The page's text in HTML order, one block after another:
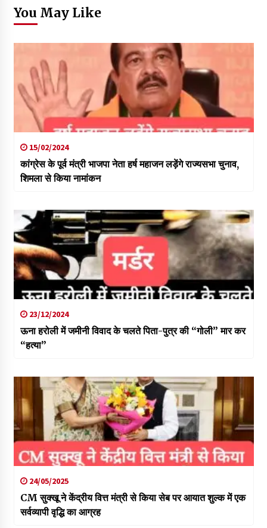
You May Like
15/02/2024
कांग्रेस के पूर्व मंत्री भाजपा नेता हर्ष महाजन लड़ेंगे राज्यसभा चुनाव,
शिमला से किया नामांकन
23/12/2024
ऊना हरोली में जमीनी विवाद के चलते पिता-पुत्र की “गोली” मार कर
“हत्या”
24/05/2025
CM सुक्खू ने केंद्रीय वित्त मंत्री से किया सेब पर आयात शुल्क में एक
सर्वव्यापी वृद्धि का आग्रह